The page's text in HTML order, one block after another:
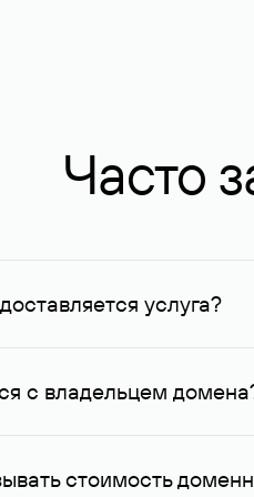
Часто
услуга?
зарегистрированных в
с владельцем
используются его
стоимость